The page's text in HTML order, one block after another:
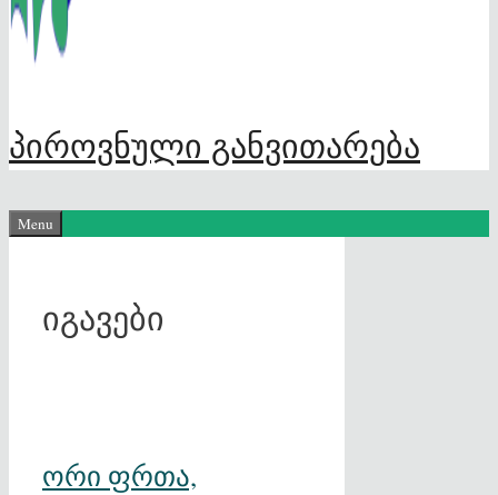
პიროვნული განვითარება
Menu
იგავები
ორი ფრთა,